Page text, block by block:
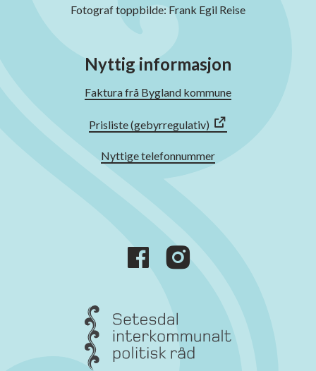
Fotograf toppbilde: Frank Egil Reise
Nyttig informasjon
Faktura frå Bygland kommune
Prisliste (gebyrregulativ)
Nyttige telefonnummer